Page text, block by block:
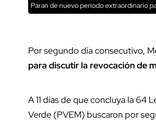
Paran de nuevo periodo extraordinario
Por segundo día consecutivo,
para discutir la revocación de
A 11 días de que concluya la 64
Verde (PVEM) buscaron por